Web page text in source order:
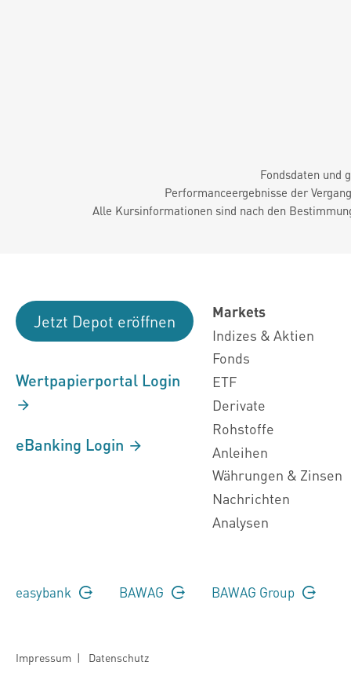
Fondsdaten und
Performanceergebnisse der
Alle Kursinformationen sind nach den
Jetzt Depot eröffnen
Wertpapierportal Login
eBanking Login
Markets
Indizes & Aktien
Fonds
ETF
Derivate
Rohstoffe
Anleihen
Währungen & Zinsen
Nachrichten
Analysen
easybank BAWAG BAWAG Group
Impressum | Datenschutz